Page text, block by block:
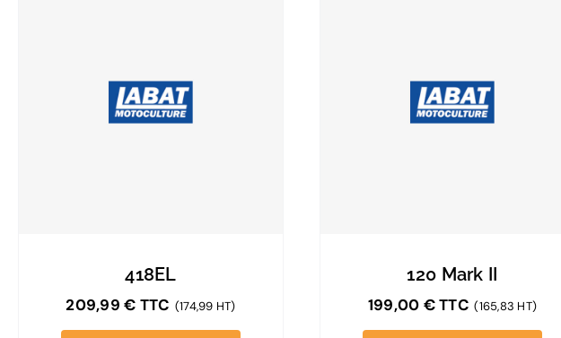
418EL
209,99€ TTC (174,99 HT)
120 Mark II
199,00 €TTC (165,83 HT)